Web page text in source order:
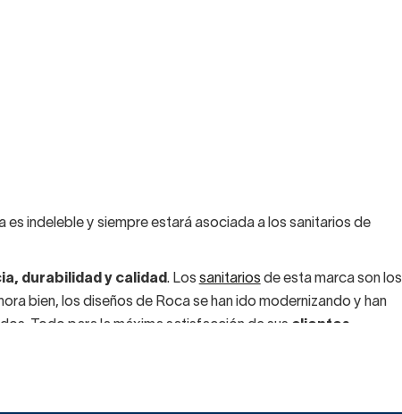
indeleble y siempre estará asociada a los sanitarios de
durabilidad y calidad . Los sanitarios de esta marca son los
bien, los diseños de Roca se han ido modernizando y han
Todo para la máxima satisfacción de sus clientes